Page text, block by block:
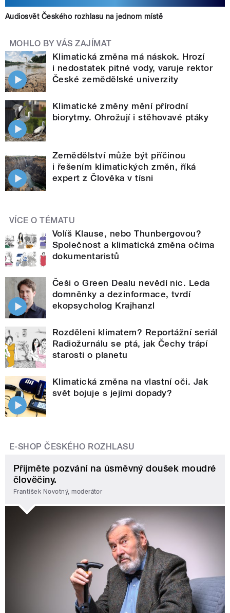
Audiosvět Českého rozhlasu na jednom místě
MOHLO BY VÁS ZAJÍMAT
Klimatická změna má náskok. Hrozí
i nedostatek pitné vody, varuje rektor
České zemědělské univerzity
Klimatické změny mění přírodní
biorytmy. Ohrožují i stěhovavé ptáky
Zemědělství může být příčinou
i řešením klimatických změn, říká
expert z Člověka v tísni
VÍCE O TÉMATU
Volíš Klause, nebo Thunbergovou?
Společnost a klimatická změna očima
dokumentaristů
Češi o Green Dealu nevědí nic. Leda
domněnky a dezinformace, tvrdí
ekopsycholog Krajhanzl
Rozděleni klimatem? Reportážní seriál
Radiožurnálu se ptá, jak Čechy trápí
starosti o planetu
Klimatická změna na vlastní oči. Jak
svět bojuje s jejími dopady?
E-SHOP ČESKÉHO ROZHLASU
Přijměte pozvání na úsměvný doušek moudré
člověčiny.
František Novotný, moderátor